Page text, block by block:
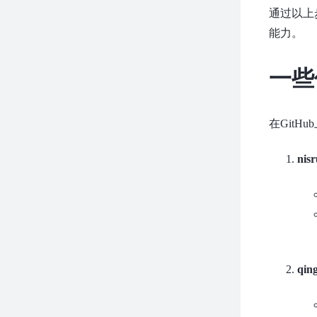
通过以上
能力。
一
在